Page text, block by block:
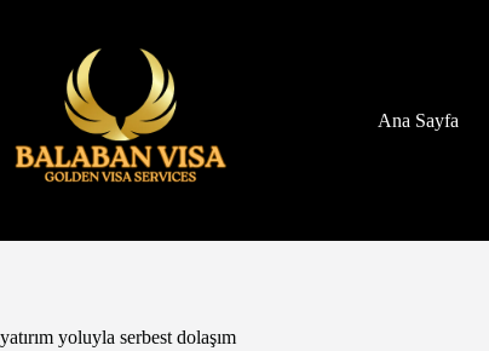
Ana Sayfa
yatırım yoluyla serbest dolaşım